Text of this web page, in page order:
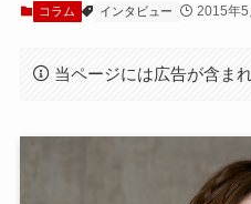
コラム インタビュー 2015年5
当ページには広告が含ま